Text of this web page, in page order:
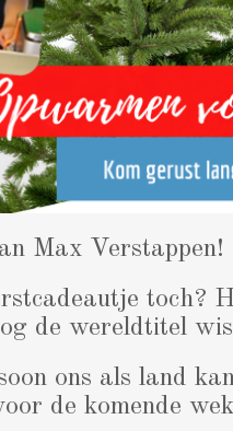
Max Verstappen!
toch?
de wereldtitel
ons als land
de komende